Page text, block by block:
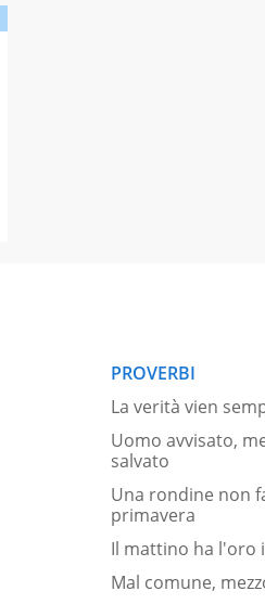
PROVERBI
La verità vien
Uomo avvisato,
salvato
Una rondine non
primavera
Il mattino ha l'oro
Mal comune,